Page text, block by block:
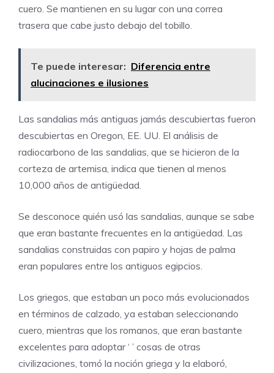
cuero. Se mantienen en su lugar con una correa
trasera que cabe justo debajo del tobillo.
Te puede interesar: Diferencia entre
alucinaciones e ilusiones
Las sandalias más antiguas jamás descubiertas fueron
descubiertas en Oregon, EE. UU. El análisis de
radiocarbono de las sandalias, que se hicieron de la
corteza de artemisa, indica que tienen al menos
10,000 años de antigüedad.
Se desconoce quién usó las sandalias, aunque se sabe
que eran bastante frecuentes en la antigüedad. Las
sandalias construidas con papiro y hojas de palma
eran populares entre los antiguos egipcios.
Los griegos, que estaban un poco más evolucionados
en términos de calzado, ya estaban seleccionando
cuero, mientras que los romanos, que eran bastante
excelentes para adoptar ‘ ’ cosas de otras
civilizaciones, tomó la noción griega y la elaboró,